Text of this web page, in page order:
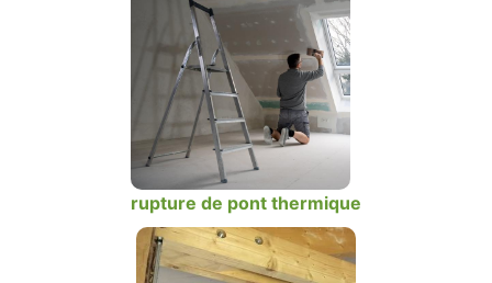
rupture de pont thermique